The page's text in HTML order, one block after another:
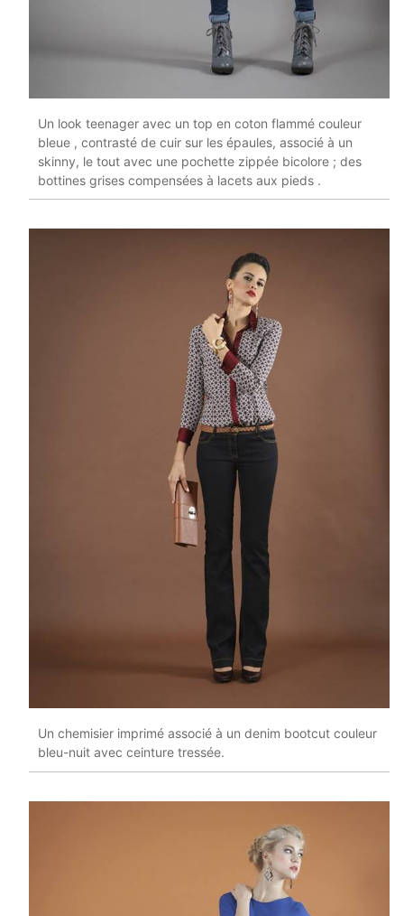
Un look teenager avec un top en coton flammé couleur
bleue , contrasté de cuir sur les épaules, associé à un
skinny, le tout avec une pochette zippée bicolore ; des
bottines grises compensées à lacets aux pieds .
Un chemisier imprimé associé à un denim bootcut couleur
bleu-nuit avec ceinture tressée.